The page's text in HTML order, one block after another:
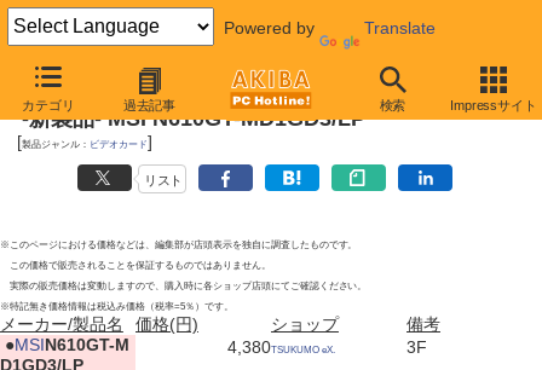
Powered by Translate
カテゴリ 過去記事 検索 Impressサイト
2012年6月9日
-新製品- MSI N610GT-MD1GD3/LP
[製品ジャンル： ビデオカード]
リスト
※このページにおける価格などは、編集部が店頭表示を独自に調査したものです。
この価格で販売されることを保証するものではありません。
実際の販売価格は変動しますので、購入時に各ショップ店頭にてご確認ください。
※特記無き価格情報は税込み価格（税率=5％）です。
メーカー/製品名 価格(円) ショップ
備考
●MSIN610GT-M
D1GD3/LP
4,380TSUKUMO eX.
3F